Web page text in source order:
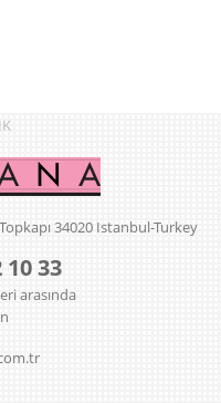
34020 Istanbul-Turkey
10 33
arasında